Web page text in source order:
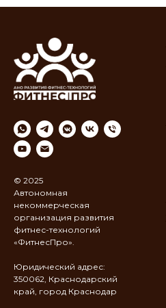
© 2025
Автономная
некоммерческая
организация развития
фитнес-технологий
«ФитнесПро».
Юридический адрес:
350062, Краснодарский
край, город Краснодар